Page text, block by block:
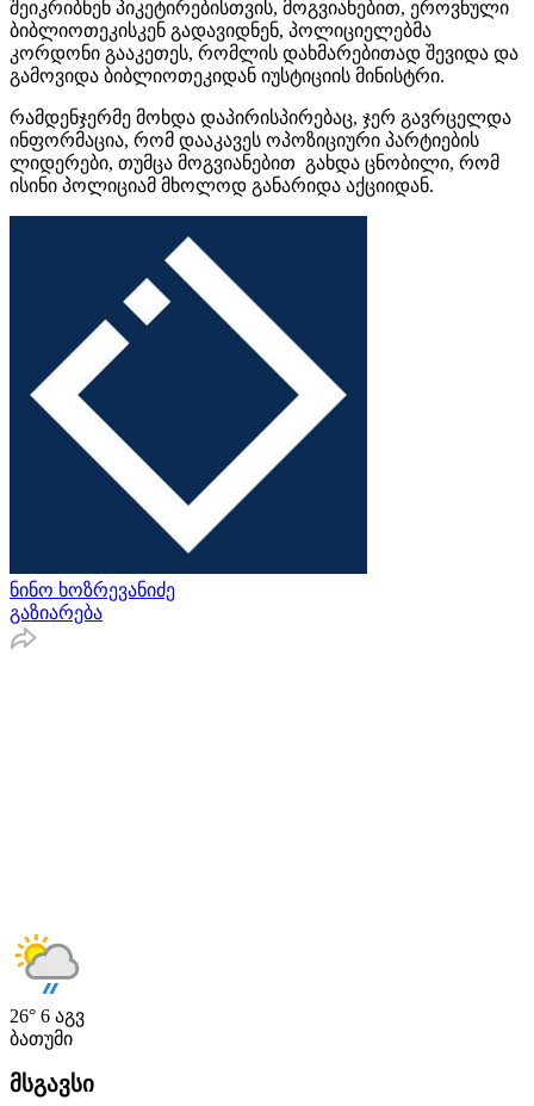
შეიკრიბნენ პიკეტირებისთვის, მოგვიანებით, ეროვნული
ბიბლიოთეკისკენ გადავიდნენ, პოლიციელებმა
კორდონი გააკეთეს, რომლის დახმარებითად შევიდა და
გამოვიდა ბიბლიოთეკიდან იუსტიციის მინისტრი.
რამდენჯერმე მოხდა დაპირისპირებაც, ჯერ გავრცელდა
ინფორმაცია, რომ დააკავეს ოპოზიციური პარტიების
ლიდერები, თუმცა მოგვიანებით გახდა ცნობილი, რომ
ისინი პოლიციამ მხოლოდ განარიდა აქციიდან.
ნინო ხოზრევანიძე
გაზიარება
26° 6 აგვ
ბათუმი
მსგავსი